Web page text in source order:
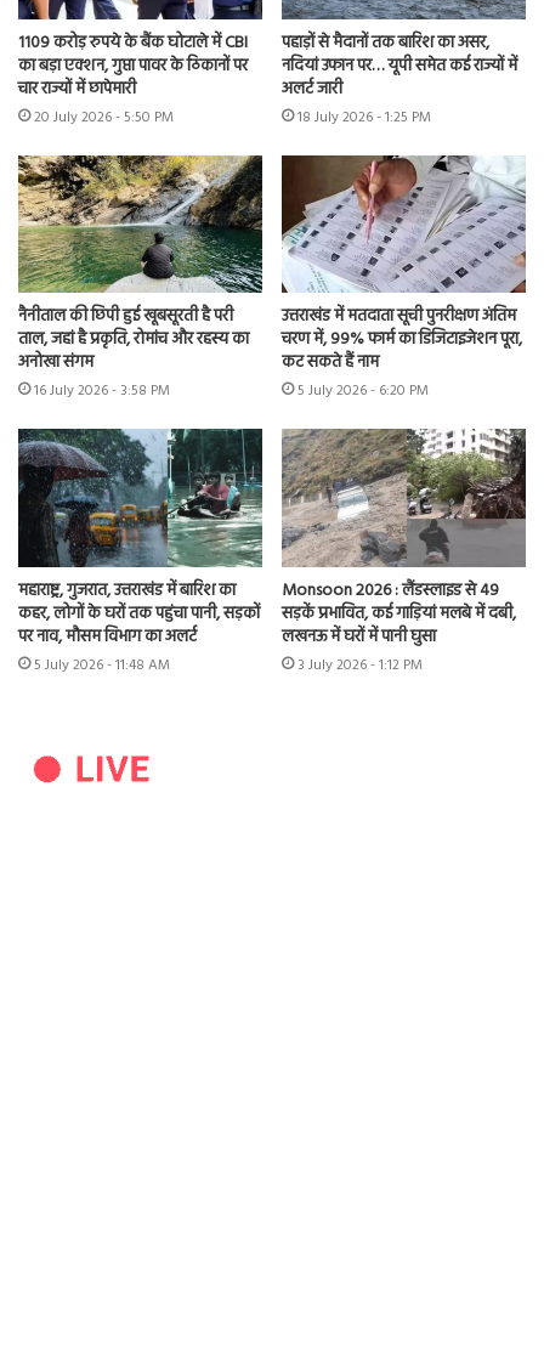
1109 करोड़ रुपये के बैंक घोटाले में CBI
का बड़ा एक्शन, गुप्ता पावर के ठिकानों पर
चार राज्यों में छापेमारी
20 July 2026 - 5:50 PM
पहाड़ों से मैदानों तक बारिश का असर,
नदियां उफान पर… यूपी समेत कई राज्यों में
अलर्ट जारी
18 July 2026 - 1:25 PM
नैनीताल की छिपी हुई खूबसूरती है परी
ताल, जहां है प्रकृति, रोमांच और रहस्य का
अनोखा संगम
16 July 2026 - 3:58 PM
उत्तराखंड में मतदाता सूची पुनरीक्षण अंतिम
चरण में, 99% फार्म का डिजिटाइजेशन पूरा,
कट सकते हैं नाम
5 July 2026 - 6:20 PM
महाराष्ट्र, गुजरात, उत्तराखंड में बारिश का
कहर, लोगों के घरों तक पहुंचा पानी, सड़कों
पर नाव, मौसम विभाग का अलर्ट
5 July 2026 - 11:48 AM
Monsoon 2026 : लैंडस्लाइड से 49
सड़कें प्रभावित, कई गाड़ियां मलबे में दबी,
लखनऊ में घरों में पानी घुसा
3 July 2026 - 1:12 PM